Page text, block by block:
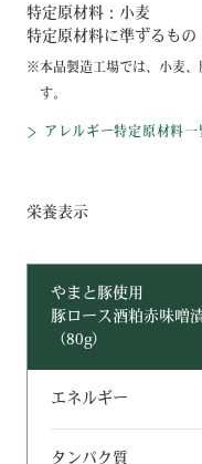
特定原材料： 小麦
特定原材料に準ずるもの
本品製造工場では、小麦
す。
アレルギー特定原材料一
栄養表示
やまと豚使用
豚ロース酒粕赤味噌
（80g）
エネルギー
タンパク質